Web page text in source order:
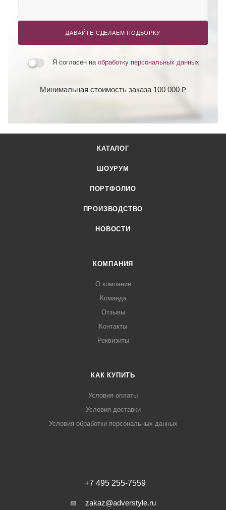
ДАВАЙТЕ СДЕЛАЕМ ПОДБОРКУ
Я согласен на обработку персональных данных
Минимальная стоимость заказа 100 000 ₽
КАТАЛОГ
ШОУРУМ
ПОРТФОЛИО
ПРОИЗВОДСТВО
НОВОСТИ
КОМПАНИЯ
О компании
Команда
Отзывы
Контакты
Реквизиты
КАК КУПИТЬ
Условия оплаты
Условия доставки
Условия обработки персональных данных
+7 495 255-7559
zakaz@adverstyle.ru